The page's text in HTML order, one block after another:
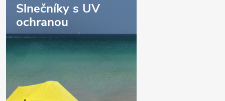
Slnečníky s UV
ochranou